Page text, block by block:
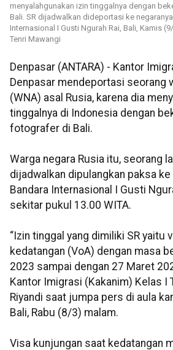
menyalahgunakan izin tinggalnya dengan
Bali. SR dijadwalkan dideportasi ke
Internasional I Gusti Ngurah Rai, Bali, Kamis
Tenri Mawangi
Denpasar (ANTARA) - Kantor
Denpasar mendeportasi seorang
(WNA) asal Rusia, karena dia
tinggalnya di Indonesia dengan
fotografer di Bali.
Warga negara Rusia itu, seorang
dijadwalkan dipulangkan paksa
Bandara Internasional I Gusti
sekitar pukul 13.00 WITA.
“Izin tinggal yang dimiliki SR yaitu
kedatangan (VoA) dengan masa
2023 sampai dengan 27 Maret
Kantor Imigrasi (Kakanim) Kelas I
Riyandi saat jumpa pers di aula
Bali, Rabu (8/3) malam.
Visa kunjungan saat kedatangan